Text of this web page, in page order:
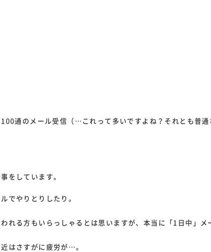
通のメール受信（…これって多いですよね？それとも普通
をしています。
でやりとりしたり。
る方もいらっしゃるとは思いますが、本当に「1日中」メ
はさすがに疲労が…。